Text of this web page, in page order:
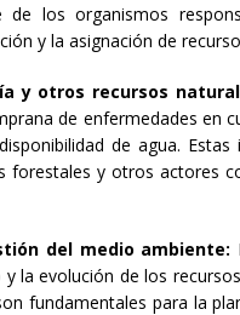
de los organismos
y la asignación de
y otros recursos
de enfermedades en
de agua.
forestales y otros actores
del medio ambiente:
la evolución de los
fundamentales para la